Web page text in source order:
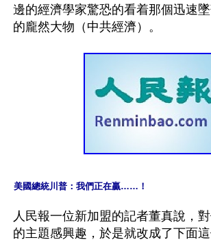
邊的經濟學家驚恐的看着那個迅速
美國總統川普：我們正在贏……！
人民報一位新加盟的記者董真說，